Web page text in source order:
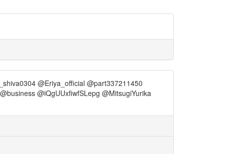
@Eriya_official @part337211450
@iQgUUxfiwfSLepg @MitsugiYurika